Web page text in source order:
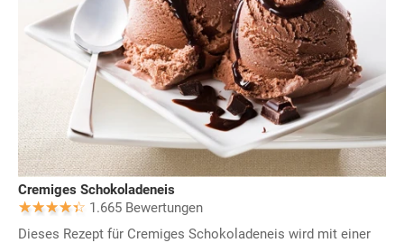
Cremiges Schokoladeneis
1.665 Bewertungen
Dieses Rezept für Cremiges Schokoladeneis wird mit einer